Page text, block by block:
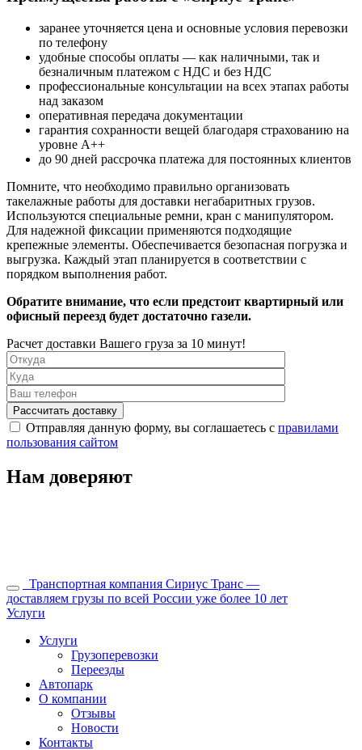
заранее уточняется цена и основные условия перевозки
по телефону
удобные способы оплаты — как наличными, так и
безналичным платежом с НДС и без НДС
профессиональные консультации на всех этапах работы
над заказом
оперативная передача документации
гарантия сохранности вещей благодаря страхованию на
уровне А++
до 90 дней рассрочка платежа для постоянных клиентов
Помните, что необходимо правильно организовать
такелажные работы для доставки негабаритных грузов.
Используются специальные ремни, кран с манипулятором.
Для надежной фиксации применяются подходящие
крепежные элементы. Обеспечивается безопасная погрузка и
выгрузка. Каждый этап планируется в соответствии с
порядком выполнения работ.
Обратите внимание, что если предстоит квартирный или
офисный переезд будет достаточно газели.
Расчет доставки Вашего груза за 10 минут!
Отправляя данную форму, вы соглашаетесь с правилами
пользования сайтом
Нам доверяют
Транспортная компания Сириус Транс —
доставляем грузы по всей России уже более 10 лет
Услуги
Услуги
Грузоперевозки
Переезды
Автопарк
О компании
Отзывы
Новости
Контакты